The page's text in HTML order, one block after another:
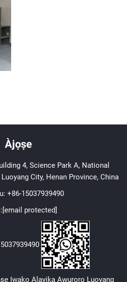
Àjọṣe
4, Science Park A, National
City, Henan Province, China
+86-15037939490
[email protected]
Iwakọ Alayika Awuroro Luoyang